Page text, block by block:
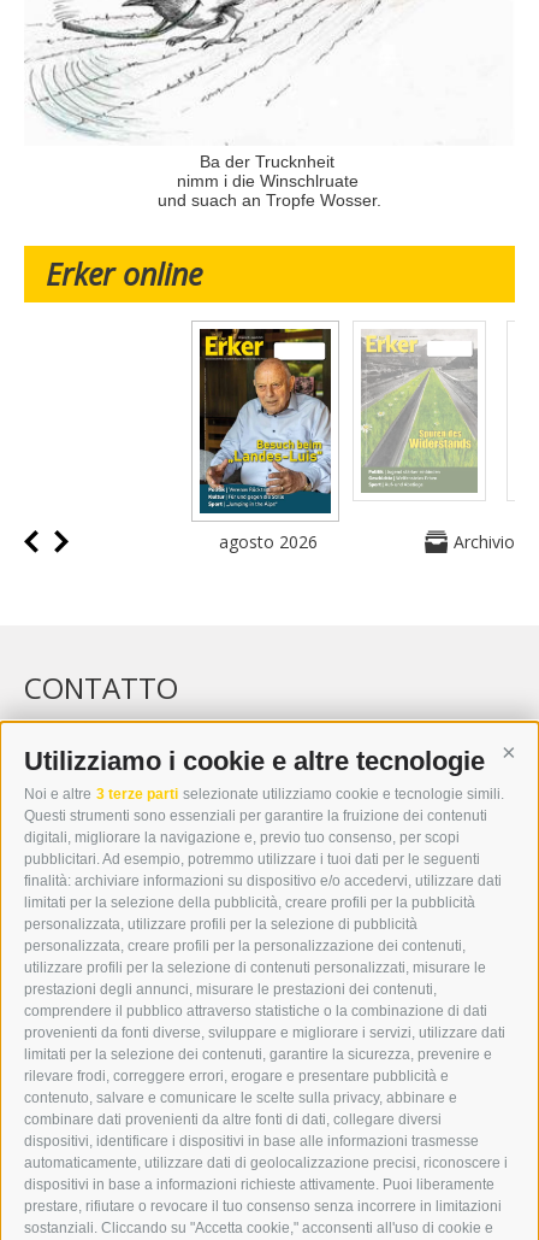
Utilizziamo i cookie e altre tecnologie
Noi e altre 3 terze parti selezionate utilizziamo cookie e tecnologie simili.
Questi strumenti sono essenziali per garantire la fruizione dei contenuti
digitali, migliorare la navigazione e, previo tuo consenso, per scopi
pubblicitari. Ad esempio, potremmo utilizzare i tuoi dati per le seguenti
finalità: archiviare informazioni su dispositivo e/o accedervi, utilizzare dati
limitati per la selezione della pubblicità, creare profili per la pubblicità
personalizzata, utilizzare profili per la selezione di pubblicità
personalizzata, creare profili per la personalizzazione dei contenuti,
utilizzare profili per la selezione di contenuti personalizzati, misurare le
prestazioni degli annunci, misurare le prestazioni dei contenuti,
comprendere il pubblico attraverso statistiche o la combinazione di dati
provenienti da fonti diverse, sviluppare e migliorare i servizi, utilizzare dati
limitati per la selezione dei contenuti, garantire la sicurezza, prevenire e
rilevare frodi, correggere errori, erogare e presentare pubblicità e
contenuto, salvare e comunicare le scelte sulla privacy, abbinare e
combinare dati provenienti da altre fonti di dati, collegare diversi
dispositivi, identificare i dispositivi in base alle informazioni trasmesse
automaticamente, utilizzare dati di geolocalizzazione precisi, riconoscere i
dispositivi in base a informazioni richieste attivamente. Puoi liberamente
prestare, rifiutare o revocare il tuo consenso senza incorrere in limitazioni
sostanziali. Cliccando su "Accetta cookie," acconsenti all'uso di cookie e
Ba der Trucknheit
nimm i die Winschlruate
und suach an Tropfe Wosser.
Erker online
agosto 2026 Archivio
CONTATTO
WIPP-MEDIA GMBH
DER ERKER
I-39049 VIPITENO
TEL.: +39 0472 766876
GRAFIK@DERERKER.IT
INFO@DERERKER.IT
BARBARA.FONTANA@DERERKER.IT
ERKER
PUBBLICITÀ NELL’ERKER
PUBBLICITÀ ONLINE
ADDEBITO DIRETTO SEPA
REGOLAMENTO COMMENTI
ONLINE VOTING
SERVICE
EVENTI